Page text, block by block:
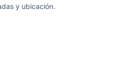
y ubicación.